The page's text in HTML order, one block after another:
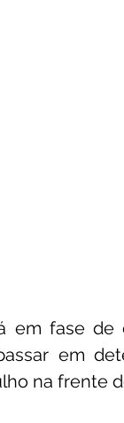
em fase de
em
na frente